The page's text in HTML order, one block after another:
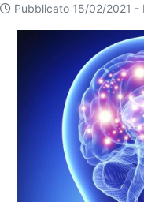
Pubblicato 15/02/2021 -